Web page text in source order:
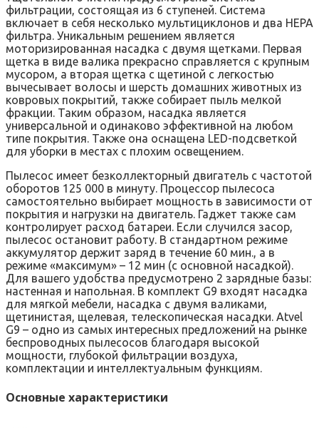
фильтрации, состоящая из 6 ступеней. Система
включает в себя несколько мультициклонов и два НЕРА
фильтра. Уникальным решением является
моторизированная насадка с двумя щетками. Первая
щетка в виде валика прекрасно справляется с крупным
мусором, а вторая щетка с щетиной с легкостью
вычесывает волосы и шерсть домашних животных из
ковровых покрытий, также собирает пыль мелкой
фракции. Таким образом, насадка является
универсальной и одинаково эффективной на любом
типе покрытия. Также она оснащена LED-подсветкой
для уборки в местах с плохим освещением.
Пылесос имеет безколлекторный двигатель с частотой
оборотов 125 000 в минуту. Процессор пылесоса
самостоятельно выбирает мощность в зависимости от
покрытия и нагрузки на двигатель. Гаджет также сам
контролирует расход батареи. Если случился засор,
пылесос остановит работу. В стандартном режиме
аккумулятор держит заряд в течение 60 мин., а в
режиме «максимум» – 12 мин (с основной насадкой).
Для вашего удобства предусмотрено 2 зарядные базы:
настенная и напольная. В комплект G9 входят насадка
для мягкой мебели, насадка с двумя валиками,
щетинистая, щелевая, телескопическая насадки. Atvel
G9 – одно из самых интересных предложений на рынке
беспроводных пылесосов благодаря высокой
мощности, глубокой фильтрации воздуха,
комплектации и интеллектуальным функциям.
Основные характеристики